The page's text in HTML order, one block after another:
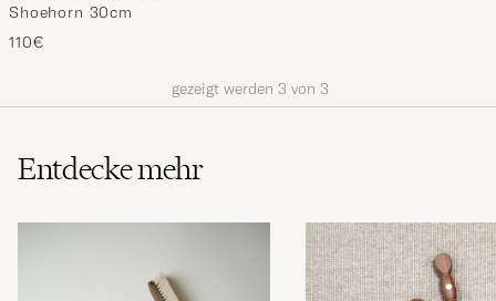
Shoehorn 30cm
110€
gezeigt werden 3 von 3
Entdecke mehr